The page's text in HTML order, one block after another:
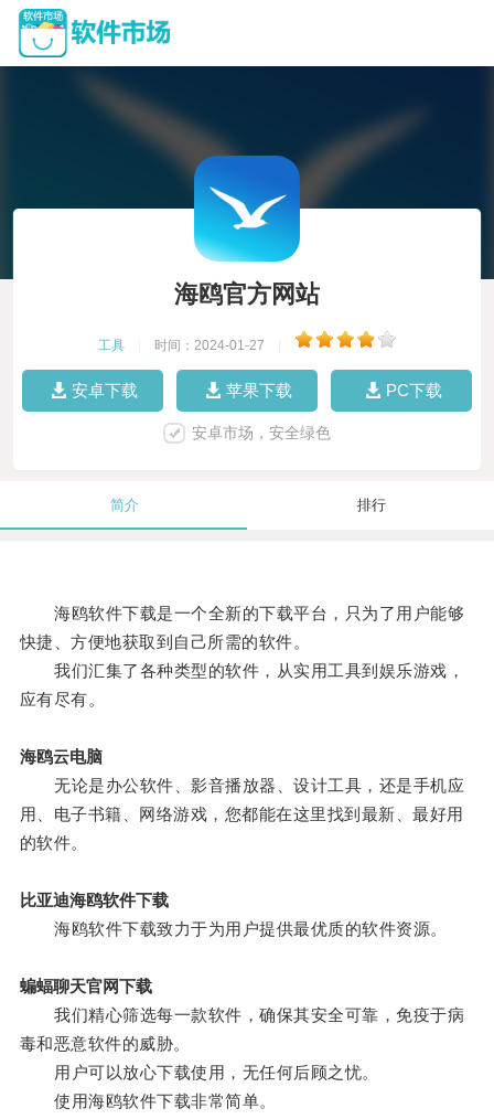
海鸥官方网站
工具 时间：2024-01-27
安卓下载 苹果下载 PC下载
安卓市场，安全绿色
简介 排行
海鸥软件下载是一个全新的下载平台，只为了用户能够
快捷、方便地获取到自己所需的软件。
我们汇集了各种类型的软件，从实用工具到娱乐游戏，
应有尽有。
海鸥云电脑
无论是办公软件、影音播放器、设计工具，还是手机应
用、电子书籍、网络游戏，您都能在这里找到最新、最好用
的软件。
比亚迪海鸥软件下载
海鸥软件下载致力于为用户提供最优质的软件资源。
蝙蝠聊天官网下载
我们精心筛选每一款软件，确保其安全可靠，免疫于病
毒和恶意软件的威胁。
用户可以放心下载使用，无任何后顾之忧。
使用海鸥软件下载非常简单。